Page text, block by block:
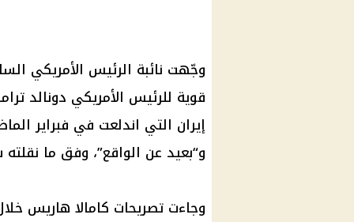
وجّهت نائبة الرئيس الأمريكي
قوية للرئيس الأمريكي دونالد
إيران التي اندلعت في فبراير
و“بعيد عن الواقع”، وفق ما
وجاءت تصريحات كامالا هاريس